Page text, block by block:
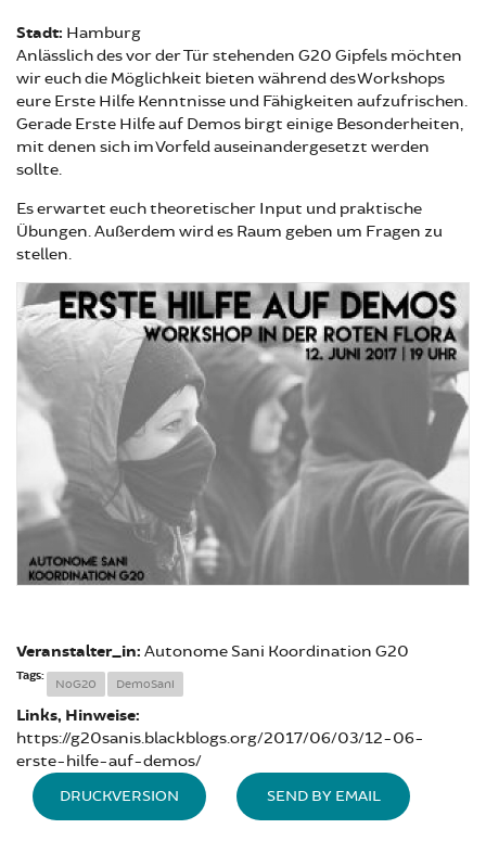
Stadt: Hamburg
Anlässlich des vor der Tür stehenden G20 Gipfels möchten
wir euch die Möglichkeit bieten während des Workshops
eure Erste Hilfe Kenntnisse und Fähigkeiten aufzufrischen.
Gerade Erste Hilfe auf Demos birgt einige Besonderheiten,
mit denen sich im Vorfeld auseinandergesetzt werden
sollte.
Es erwartet euch theoretischer Input und praktische
Übungen. Außerdem wird es Raum geben um Fragen zu
stellen.
Veranstalter_in: Autonome Sani Koordination G20
Tags:
NoG20 DemoSani
Links, Hinweise:
https://g20sanis.blackblogs.org/2017/06/03/12-06-
erste-hilfe-auf-demos/
DRUCKVERSION SEND BY EMAIL